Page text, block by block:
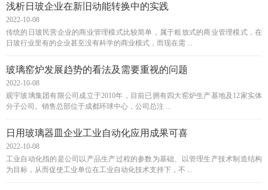
浅析日玻企业在新旧动能转换中的实践
2022-10-08
传统的日玻民营企业的商业管理模式比较简单，属于粗放式的商业管理模式，在
日玻行业里有的企业甚至没有科学的商业模式，而现在需 ...
玻璃窑炉发展趋势的看法及需要重视的问题
2022-10-08
观宇玻璃集团有限公司成立于2010年，目前已拥有四大窑炉生产基地及12家实体
分子公司。销售总部位于成都环球中心，公司总注 ...
日用玻璃器皿企业工业自动化应用成果可喜
2022-10-08
工业自动化指的是公司以产品生产过程的参数为基础、以管理生产技术制造结构
为目标，从而促使工业单位在工业自动化技术支持下，不 ...